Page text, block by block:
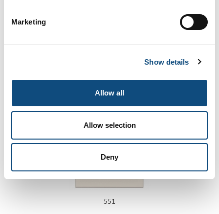
Marketing
Show details
Allow all
Allow selection
Deny
551